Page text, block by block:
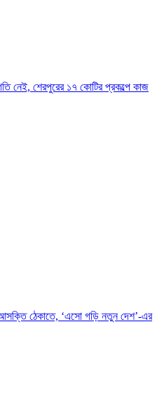
নেই, শেরপুরের ১৭ কোটির প্রকল্পে কাজ
ঠেকাতে, ‘এসো গড়ি নতুন দেশ’-এর